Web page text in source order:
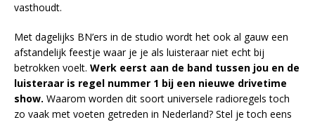
vasthoudt.
Met dagelijks BN’ers in de studio wordt het ook al gauw een
afstandelijk feestje waar je je als luisteraar niet echt bij
betrokken voelt. Werk eerst aan de band tussen jou en de
luisteraar is regel nummer 1 bij een nieuwe drivetime
show. Waarom worden dit soort universele radioregels toch
zo vaak met voeten getreden in Nederland? Stel je toch eens